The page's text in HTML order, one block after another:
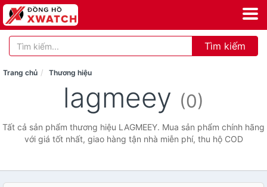
Tìm kiếm
Trang chủ Thương hiệu
lagmeey (0)
Tất cả sản phẩm thương hiệu LAGMEEY. Mua sản phẩm chính hãng
với giá tốt nhất, giao hàng tận nhà miễn phí, thu hộ COD